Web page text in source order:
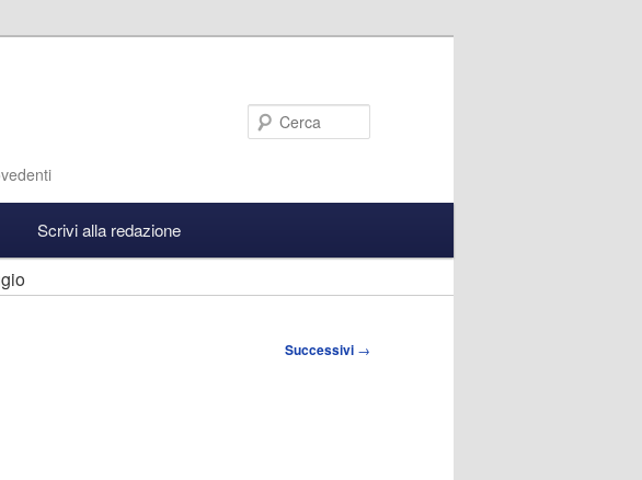
Scrivi alla redazione
Successivi →